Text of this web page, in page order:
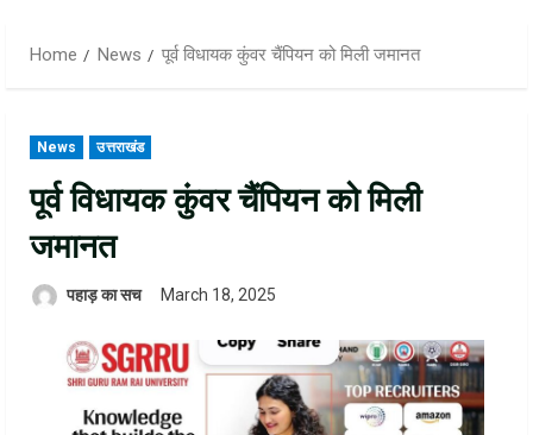
Home
News पूर्व विधायक कुंवर चैंपियन को मिली जमानत
News उत्तराखंड
पूर्व विधायक कुंवर चैंपियन को मिली
जमानत
पहाड़ का सच March 18, 2025